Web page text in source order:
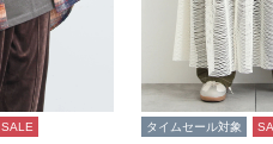
SALE タイムセール対象